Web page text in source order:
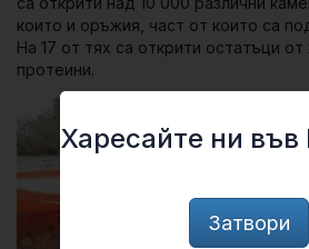
които и оръжия, част от които са
На 17 от тях са открити остатъци от
протеини.
Харесайте ни във
Затвори